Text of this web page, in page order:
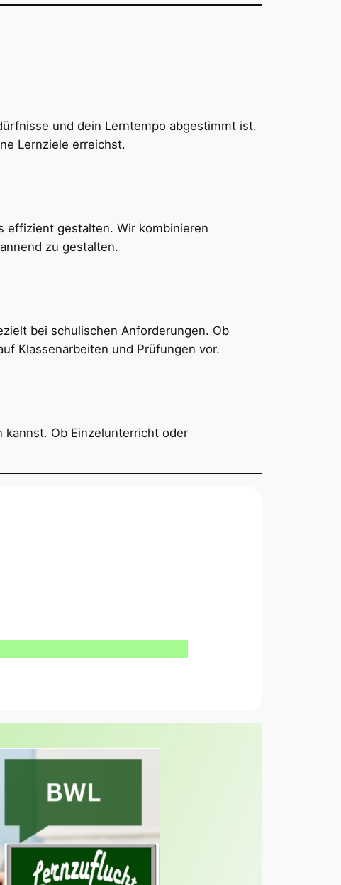
und dein Lerntempo abgestimmt ist.
Lernziele erreichst.
effizient gestalten. Wir kombinieren
zu gestalten.
bei schulischen Anforderungen. Ob
Klassenarbeiten und Prüfungen vor.
Ob Einzelunterricht oder